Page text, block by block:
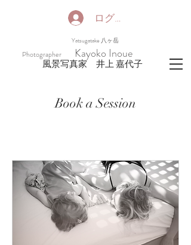
ログイン
​Yatsugatake 八ヶ岳
Photographer Kayoko Inoue
​風景写真家 井上 嘉代子
Book a Session